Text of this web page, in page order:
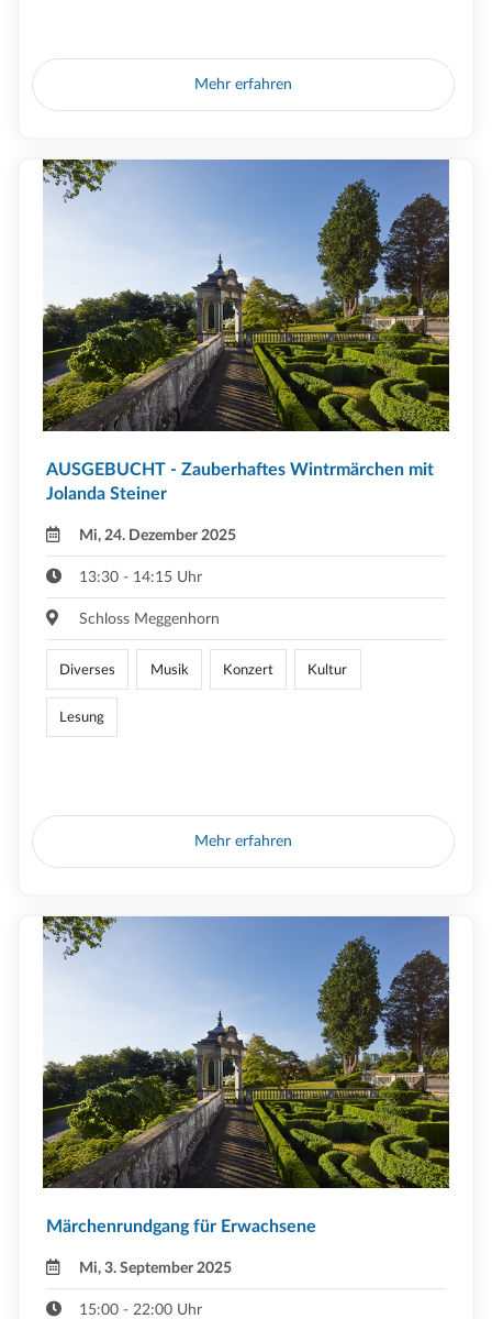
Mehr erfahren
AUSGEBUCHT - Zauberhaftes Wintrmärchen mit
Jolanda Steiner
Mi, 24. Dezember 2025
13:30 - 14:15 Uhr
Schloss Meggenhorn
Diverses Musik Konzert Kultur
Lesung
Mehr erfahren
Märchenrundgang für Erwachsene
Mi, 3. September 2025
15:00 - 22:00 Uhr